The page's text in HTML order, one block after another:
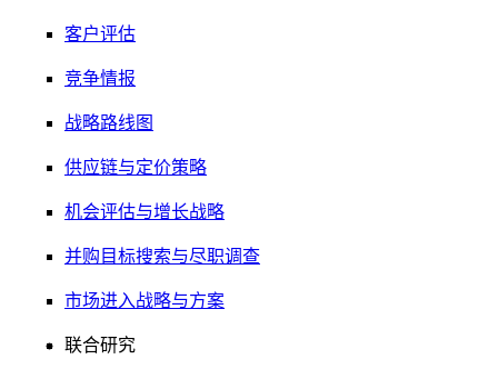
客户评估
竞争情报
战略路线图
供应链与定价策略
机会评估与增长战略
并购目标搜索与尽职调查
市场进入战略与方案
联合研究